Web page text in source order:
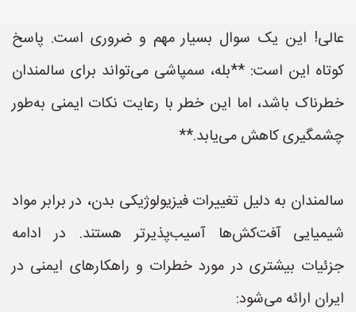
عالی! این یک سوال بسیار مهم و ضروری است. پاسخ
کوتاه این است: **بله، سمپاشی می‌تواند برای سالمندان
خطرناک باشد، اما این خطر با رعایت نکات ایمنی به‌طور
چشمگیری کاهش می‌یابد.**
سالمندان به دلیل تغییرات فیزیولوژیکی بدن، در برابر مواد
شیمیایی آفت‌کش‌ها آسیب‌پذیرتر هستند. در ادامه
جزئیات بیشتری در مورد خطرات و راهکارهای ایمنی در
ایران ارائه می‌شود: